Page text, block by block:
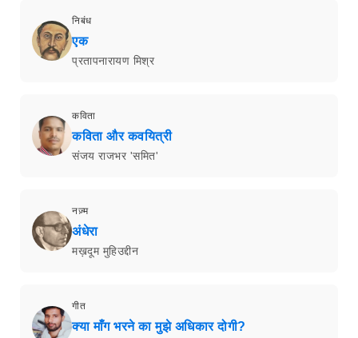
निबंध
एक
प्रतापनारायण मिश्र
कविता
कविता और कवयित्री
संजय राजभर 'समित'
नज़्म
अंधेरा
मख़दूम मुहिउद्दीन
गीत
क्या माँग भरने का मुझे अधिकार दोगी?